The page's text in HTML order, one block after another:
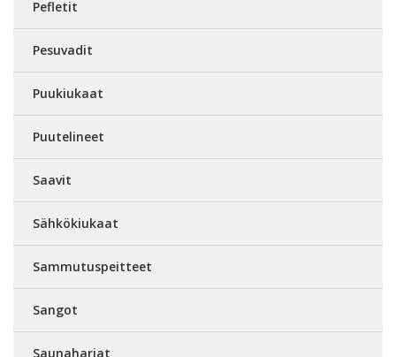
Pefletit
Pesuvadit
Puukiukaat
Puutelineet
Saavit
Sähkökiukaat
Sammutuspeitteet
Sangot
Saunaharjat